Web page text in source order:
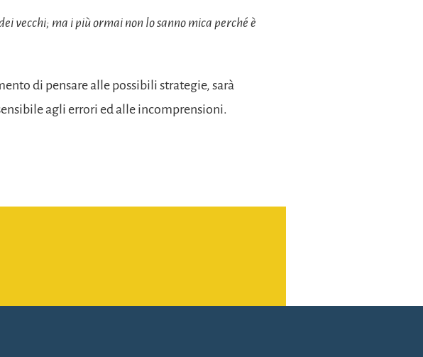
vecchi; ma i più ormai non lo sanno mica perché è
di pensare alle possibili strategie, sarà
agli errori ed alle incomprensioni.